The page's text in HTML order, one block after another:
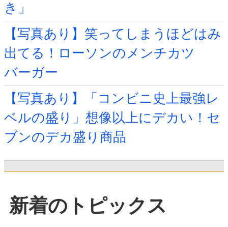
き」
【写真あり】笑ってしまうほどはみ
出てる！ローソンのメンチカツ
バーガー
【写真あり】「コンビニ史上最強レ
ベルの盛り」想像以上にデカい！セ
ブンのデカ盛り商品
新着のトピックス